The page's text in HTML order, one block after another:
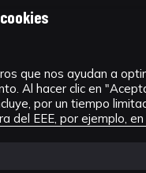
que nos ayudan a
Al hacer clic en
por un tiempo
EEE, por ejemplo, en